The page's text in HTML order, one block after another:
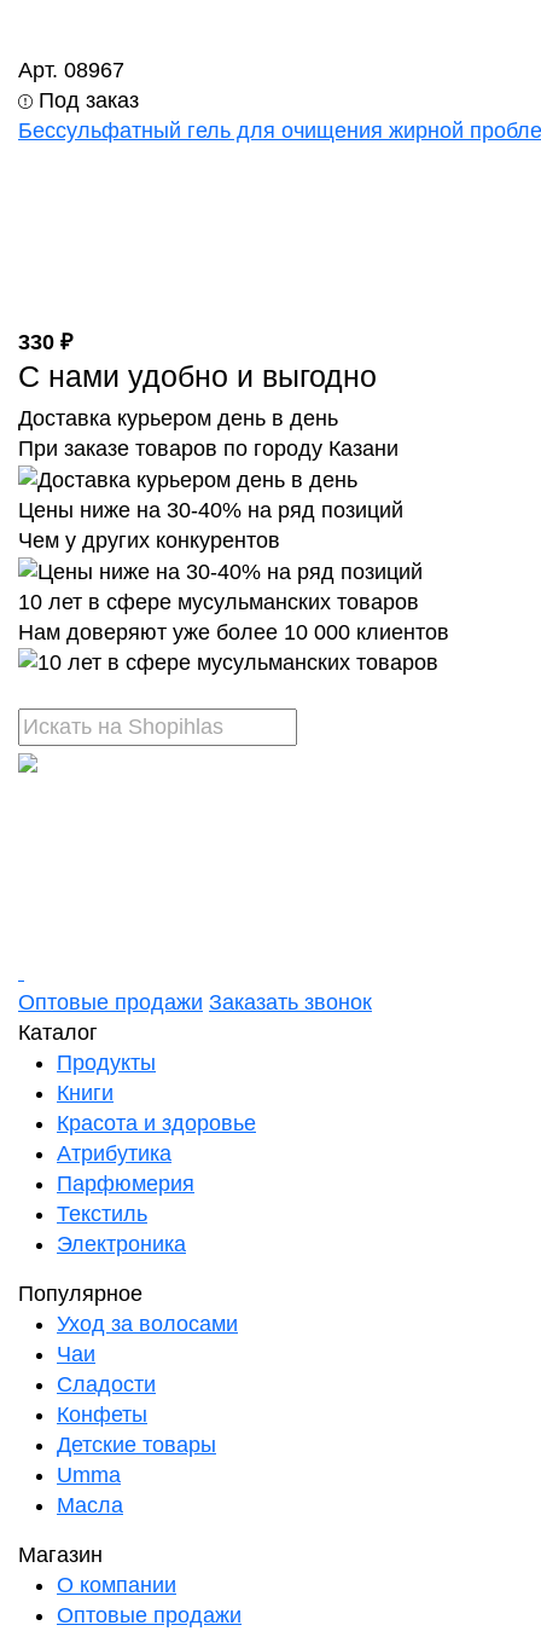
Арт. 08967
Под заказ
Бессульфатный гель для очищения жирной
330 ₽
С нами удобно и выгодно
Доставка курьером день в день
При заказе товаров по городу Казани
Цены ниже на 30-40% на ряд позиций
Чем у других конкурентов
10 лет в сфере мусульманских товаров
Нам доверяют уже более 10 000 клиентов
Оптовые продажи Заказать звонок
Каталог
Продукты
Книги
Красота и здоровье
Атрибутика
Парфюмерия
Текстиль
Электроника
Популярное
Уход за волосами
Чаи
Сладости
Конфеты
Детские товары
Umma
Масла
Магазин
О компании
Оптовые продажи